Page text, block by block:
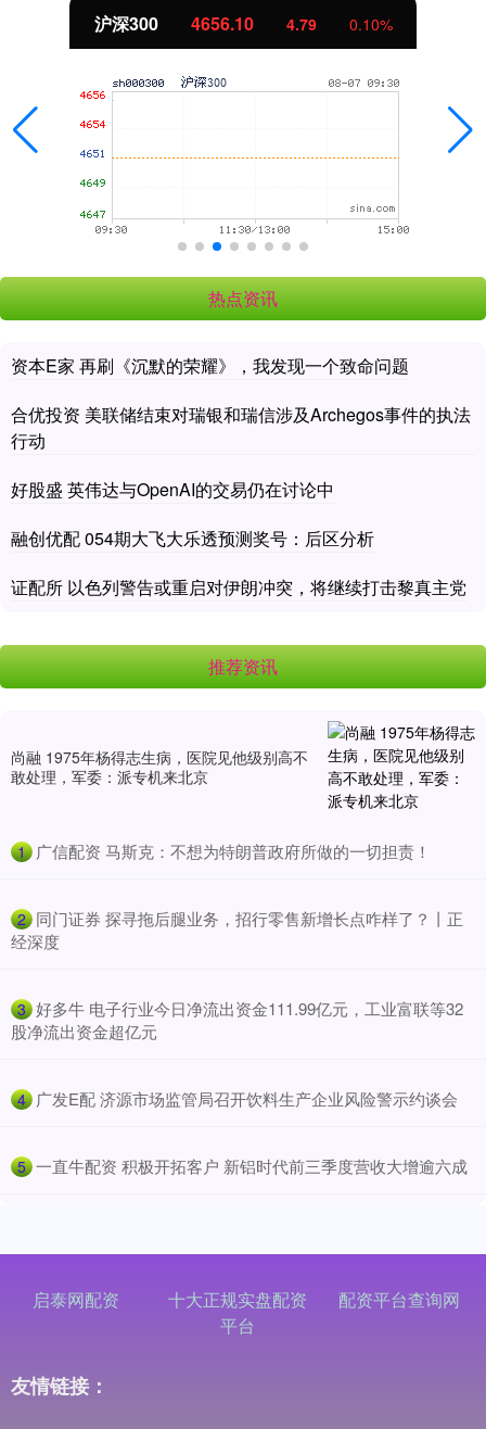
沪深300 4656.10 4.79 0.10%
热点资讯
资本E家 再刷《沉默的荣耀》，我发现一个致命问题
合优投资 美联储结束对瑞银和瑞信涉及Archegos事件的执法
行动
好股盛 英伟达与OpenAI的交易仍在讨论中
融创优配 054期大飞大乐透预测奖号：后区分析
证配所 以色列警告或重启对伊朗冲突，将继续打击黎真主党
推荐资讯
尚融 1975年杨得志生病，医院见他级别高不
敢处理，军委：派专机来北京
1 ​广信配资 马斯克：不想为特朗普政府所做的一切担责！
2 ​同门证券 探寻拖后腿业务，招行零售新增长点咋样了？丨正
经深度
3 ​好多牛 电子行业今日净流出资金111.99亿元，工业富联等32
股净流出资金超亿元
4 ​广发E配 济源市场监管局召开饮料生产企业风险警示约谈会
5 ​一直牛配资 积极开拓客户 新铝时代前三季度营收大增逾六成
启泰网配资
十大正规实盘配资
平台
配资平台查询网
友情链接：